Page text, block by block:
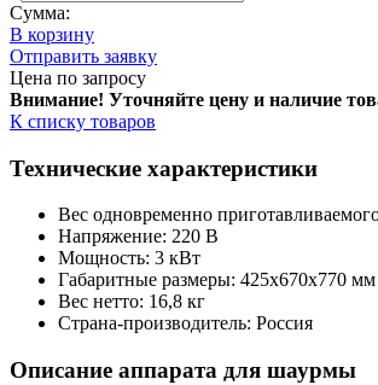
Сумма:
В корзину
Отправить заявку
Цена по запросу
Внимание! Уточняйте цену и наличие тов
К списку товаров
Технические характеристики
Вес одновременно
Напряжение: 220 В
Мощность: 3 кВт
Габаритные размеры: 425x670x770 мм
Вес нетто: 16,8 кг
Страна-производитель: Россия
Описание аппарата для шаурмы